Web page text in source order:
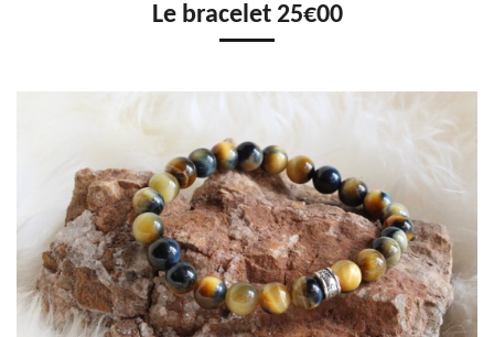
Le bracelet 25€00